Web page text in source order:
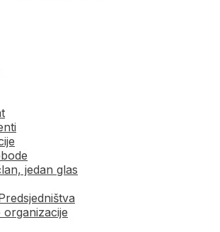
jedan glas
organizacije